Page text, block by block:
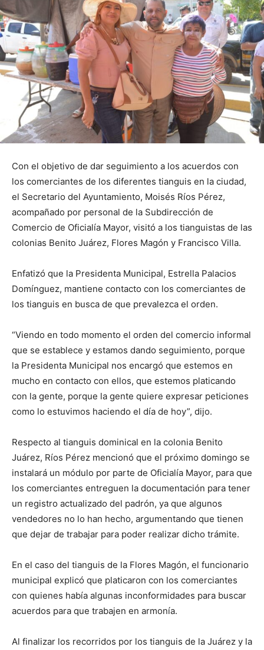
Con el objetivo de dar seguimiento a los acuerdos con
los comerciantes de los diferentes tianguis en la ciudad,
el Secretario del Ayuntamiento, Moisés Ríos Pérez,
acompañado por personal de la Subdirección de
Comercio de Oficialía Mayor, visitó a los tianguistas de las
colonias Benito Juárez, Flores Magón y Francisco Villa.
Enfatizó que la Presidenta Municipal, Estrella Palacios
Domínguez, mantiene contacto con los comerciantes de
los tianguis en busca de que prevalezca el orden.
“Viendo en todo momento el orden del comercio informal
que se establece y estamos dando seguimiento, porque
la Presidenta Municipal nos encargó que estemos en
mucho en contacto con ellos, que estemos platicando
con la gente, porque la gente quiere expresar peticiones
como lo estuvimos haciendo el día de hoy”, dijo.
Respecto al tianguis dominical en la colonia Benito
Juárez, Ríos Pérez mencionó que el próximo domingo se
instalará un módulo por parte de Oficialía Mayor, para que
los comerciantes entreguen la documentación para tener
un registro actualizado del padrón, ya que algunos
vendedores no lo han hecho, argumentando que tienen
que dejar de trabajar para poder realizar dicho trámite.
En el caso del tianguis de la Flores Magón, el funcionario
municipal explicó que platicaron con los comerciantes
con quienes había algunas inconformidades para buscar
acuerdos para que trabajen en armonía.
Al finalizar los recorridos por los tianguis de la Juárez y la